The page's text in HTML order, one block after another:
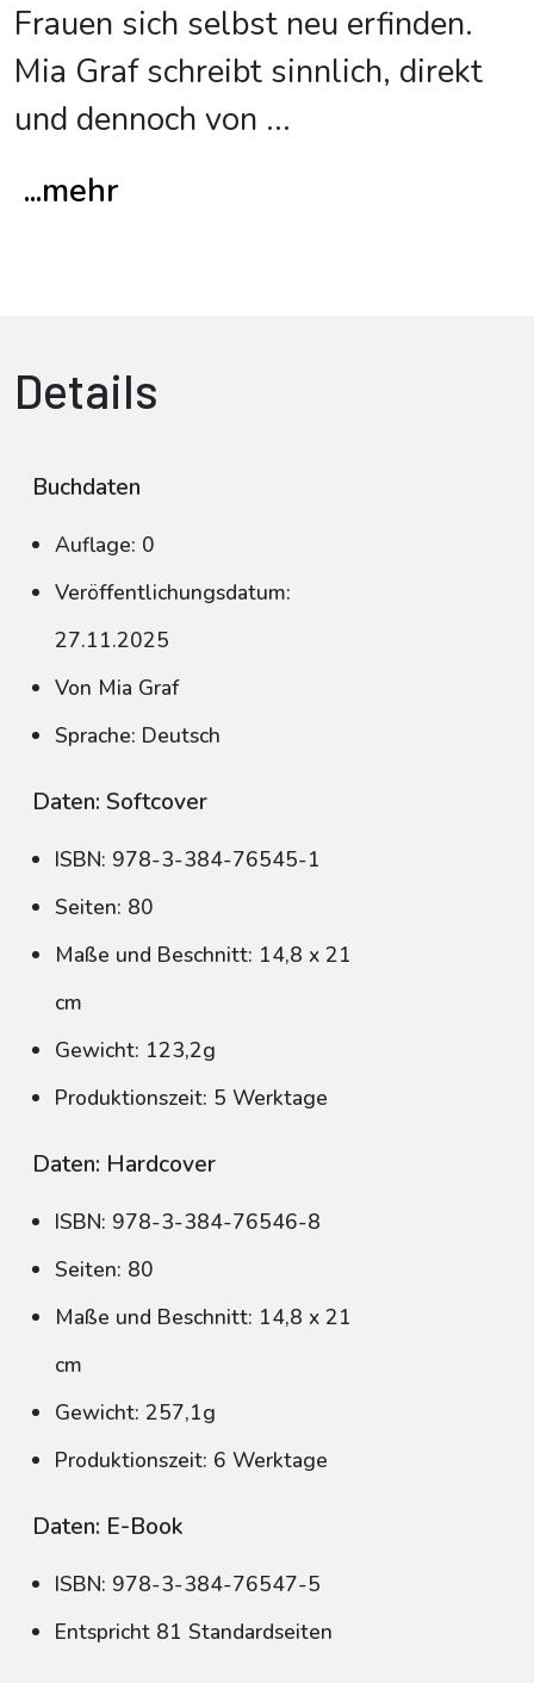
Frauen sich selbst neu erfinden.
Mia Graf schreibt sinnlich, direkt
und dennoch von ...
...mehr
Details
Buchdaten
Auflage: 0
Veröffentlichungsdatum:
27.11.2025
Von Mia Graf
Sprache: Deutsch
Daten: Softcover
ISBN: 978-3-384-76545-1
Seiten: 80
Maße und Beschnitt: 14,8 x 21
cm
Gewicht: 123,2g
Produktionszeit: 5 Werktage
Daten: Hardcover
ISBN: 978-3-384-76546-8
Seiten: 80
Maße und Beschnitt: 14,8 x 21
cm
Gewicht: 257,1g
Produktionszeit: 6 Werktage
Daten: E-Book
ISBN: 978-3-384-76547-5
Entspricht 81 Standardseiten